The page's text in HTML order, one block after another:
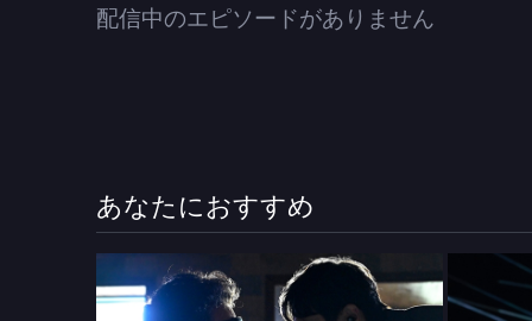
配信中のエピソードがありません
あなたにおすすめ